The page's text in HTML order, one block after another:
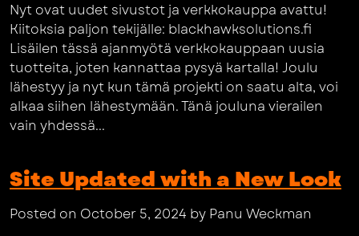
Nyt ovat uudet sivustot ja verkkokauppa avattu!
Kiitoksia paljon tekijälle: blackhawksolutions.fi
Lisäilen tässä ajanmyötä verkkokauppaan uusia
tuotteita, joten kannattaa pysyä kartalla! Joulu
lähestyy ja nyt kun tämä projekti on saatu alta, voi
alkaa siihen lähestymään. Tänä jouluna vierailen
vain yhdessä...
Site Updated with a New Look
Posted on October 5, 2024 by Panu Weckman